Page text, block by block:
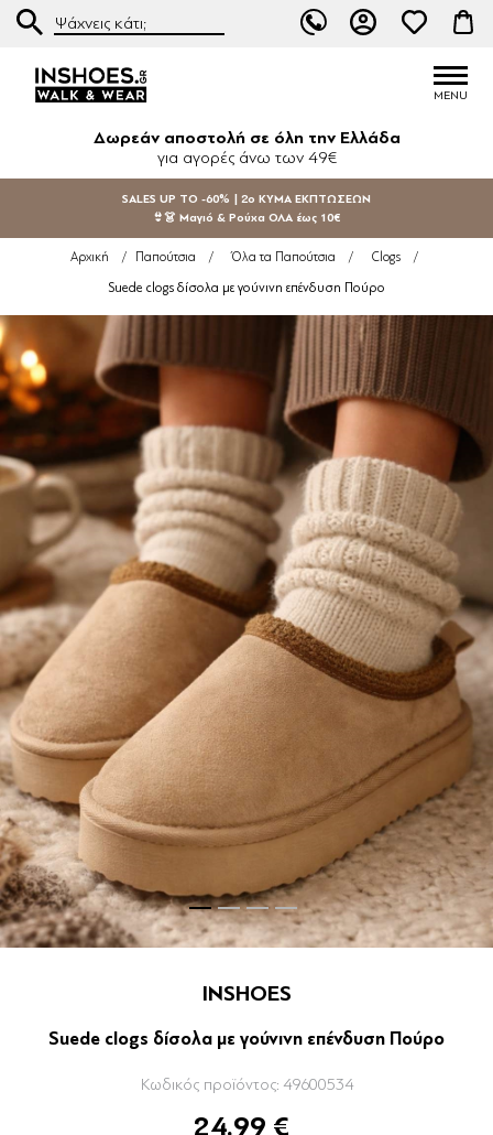
Δωρεάν αποστολή σε όλη την Ελλάδα
για αγορές άνω των 49€
SALES UP TO -60% | 2ο ΚΥΜΑ ΕΚΠΤΩΣΕΩΝ
👙👗 Μαγιό & Ρούχα ΟΛΑ έως 10€
Αρχική / Παπούτσια / Όλα τα Παπούτσια / Clogs /
Suede clogs δίσολα με γούνινη επένδυση Πούρο
INSHOES
Suede clogs δίσολα με γούνινη επένδυση Πούρο
Κωδικός προϊόντος: 49600534
24,99 €